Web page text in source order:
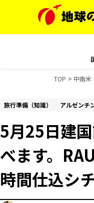
TOP 中南米
旅行準備（知識） アルゼンチ
5月25日建
べます。
時間仕込シ